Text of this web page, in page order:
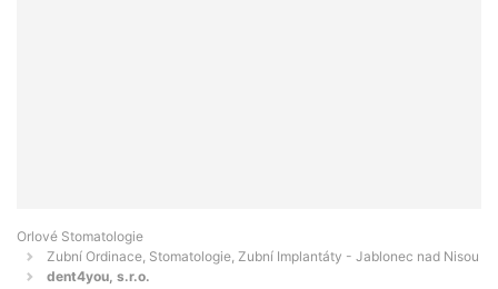
Orlové Stomatologie
Zubní Ordinace, Stomatologie, Zubní Implantáty - Jablonec nad Nisou
dent4you, s.r.o.